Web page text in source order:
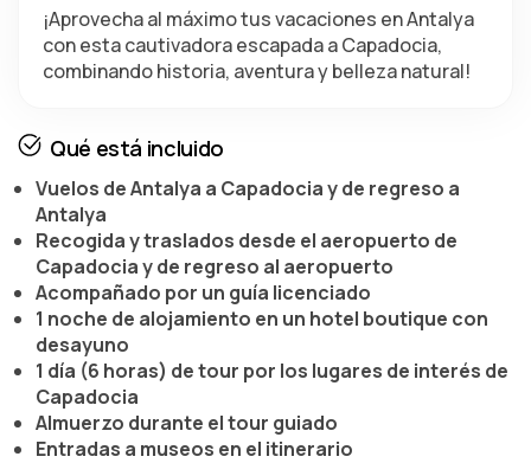
¡Aprovecha al máximo tus vacaciones en Antalya
con esta cautivadora escapada a Capadocia,
combinando historia, aventura y belleza natural!
Qué está incluido
Vuelos de Antalya a Capadocia y de regreso a
Antalya
Recogida y traslados desde el aeropuerto de
Capadocia y de regreso al aeropuerto
Acompañado por un guía licenciado
1 noche de alojamiento en un hotel boutique con
desayuno
1 día (6 horas) de tour por los lugares de interés de
Capadocia
Almuerzo durante el tour guiado
Entradas a museos en el itinerario